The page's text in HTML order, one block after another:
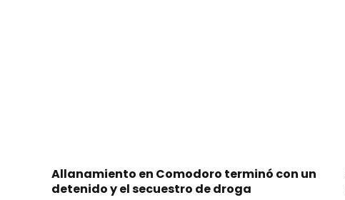
Allanamiento en Comodoro terminó con un
detenido y el secuestro de droga